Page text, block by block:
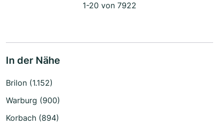
1-20 von 7922
In der Nähe
Brilon (1.152)
Warburg (900)
Korbach (894)